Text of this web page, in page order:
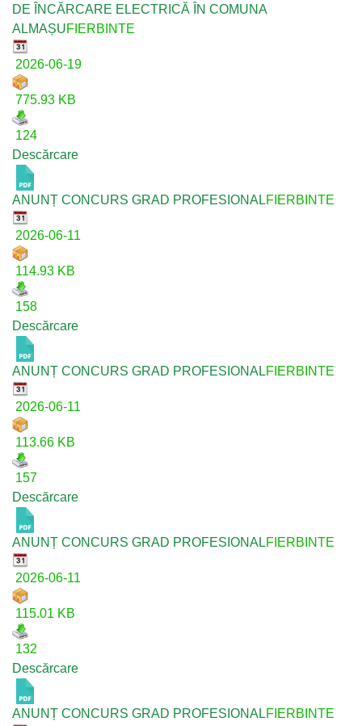
DE ÎNCĂRCARE ELECTRICĂ ÎN COMUNA
ALMAȘUFIERBINTE
2026-06-19
775.93 KB
124
Descărcare
ANUNȚ CONCURS GRAD PROFESIONALFIERBINTE
2026-06-11
114.93 KB
158
Descărcare
ANUNȚ CONCURS GRAD PROFESIONALFIERBINTE
2026-06-11
113.66 KB
157
Descărcare
ANUNȚ CONCURS GRAD PROFESIONALFIERBINTE
2026-06-11
115.01 KB
132
Descărcare
ANUNȚ CONCURS GRAD PROFESIONALFIERBINTE